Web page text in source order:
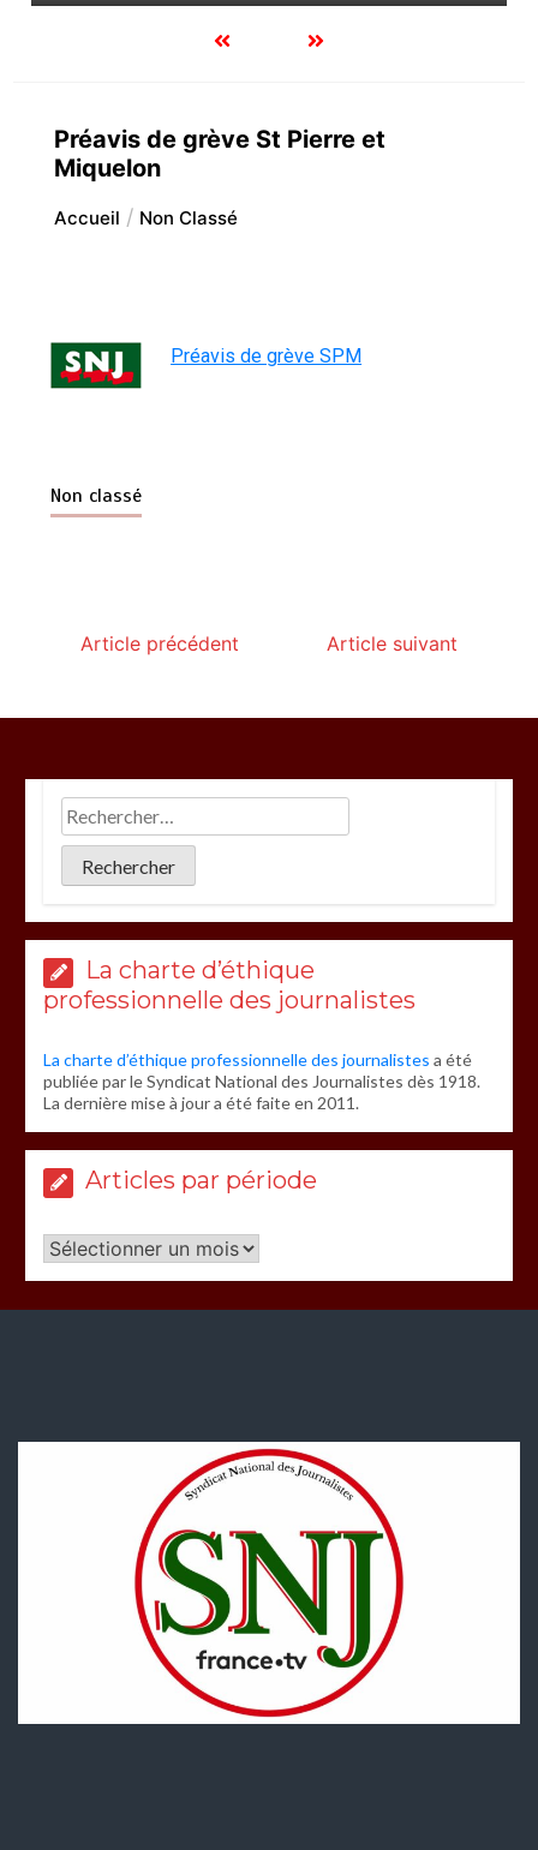
Préavis de grève St Pierre et
Miquelon
Accueil Non Classé
Préavis de grève SPM
Non classé
Article précédent Article suivant
La charte d’éthique
professionnelle des journalistes
La charte d’éthique professionnelle des journalistes a été
publiée par le Syndicat National des Journalistes dès 1918.
La dernière mise à jour a été faite en 2011.
Articles par période
Articles
par
période